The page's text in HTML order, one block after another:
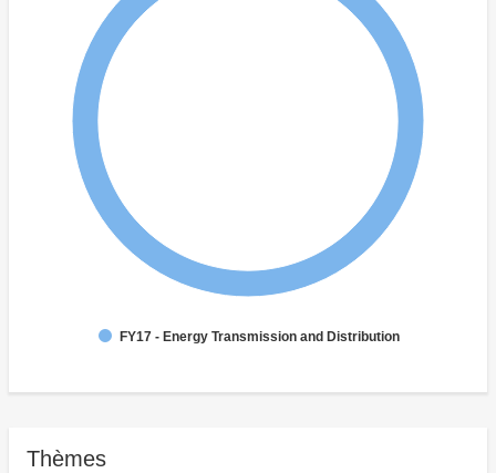
FY17 - Energy Transmission and Distribution
Thèmes